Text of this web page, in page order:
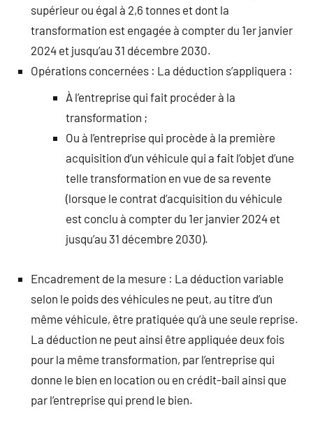
supérieur ou égal à 2,6 tonnes et dont la
transformation est engagée à compter du 1er janvier
2024 et jusqu’au 31 décembre 2030.
Opérations concernées : La déduction s’appliquera :
À l’entreprise qui fait procéder à la
transformation ;
Ou à l’entreprise qui procède à la première
acquisition d’un véhicule qui a fait l’objet d’une
telle transformation en vue de sa revente
(lorsque le contrat d’acquisition du véhicule
est conclu à compter du 1er janvier 2024 et
jusqu’au 31 décembre 2030).
Encadrement de la mesure : La déduction variable
selon le poids des véhicules ne peut, au titre d’un
même véhicule, être pratiquée qu’à une seule reprise.
La déduction ne peut ainsi être appliquée deux fois
pour la même transformation, par l’entreprise qui
donne le bien en location ou en crédit-bail ainsi que
par l’entreprise qui prend le bien.